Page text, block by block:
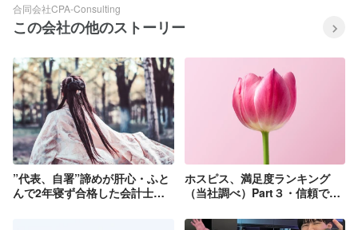
合同会社CPA-Consulting
この会社の他のストーリー
”代表、自署”諦めが肝心・ふと
んで2年寝ず合格した会計士→
ホスピス、満足度ランキング
（当社調べ）Part３・信頼でき
の強靭性）